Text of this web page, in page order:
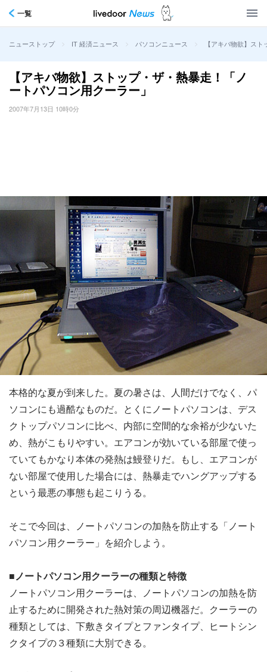
一覧
ニューストップ > IT 経済ニュース > パソコンニュース > 【アキバ物欲】ス
【アキバ物欲】ストップ・ザ・熱暴走！「ノ
ートパソコン用クーラー」
2007年7月13日 10時0分
本格的な夏が到来した。夏の暑さは、人間だけでなく、パ
ソコンにも過酷なものだ。とくにノートパソコンは、デス
クトップパソコンに比べ、内部に空間的な余裕が少ないた
め、熱がこもりやすい。エアコンが効いている部屋で使っ
ていてもかなり本体の発熱は鰻登りだ。もし、エアコンが
ない部屋で使用した場合には、熱暴走でハングアップする
という最悪の事態も起こりうる。
そこで今回は、ノートパソコンの加熱を防止する「ノート
パソコン用クーラー」を紹介しよう。
■ノートパソコン用クーラーの種類と特徴
ノートパソコン用クーラーは、ノートパソコンの加熱を防
止するために開発された熱対策の周辺機器だ。クーラーの
種類としては、下敷きタイプとファンタイプ、ヒートシン
クタイプの３種類に大別できる。